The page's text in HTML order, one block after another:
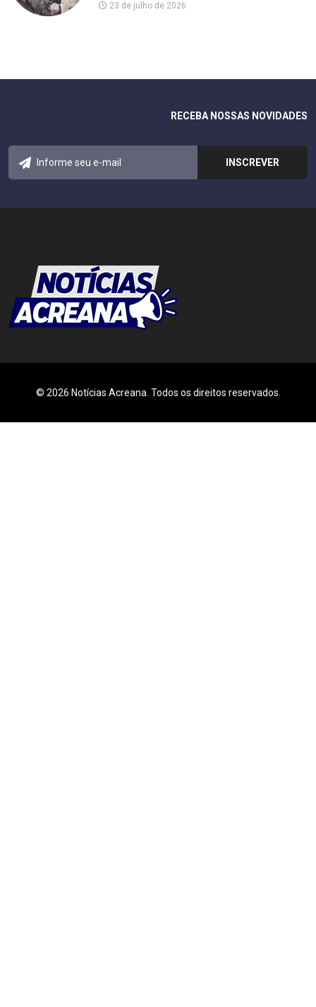
23 de julho de 2026
RECEBA NOSSAS NOVIDADES
© 2026 Notícias Acreana. Todos os direitos reservados.